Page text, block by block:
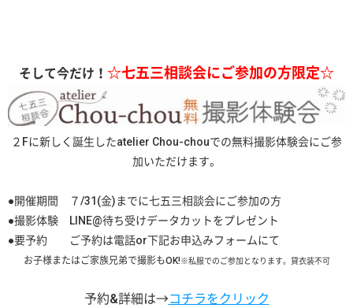
そして今だけ！ ☆七五三相談会にご参加の方限定☆
２Fに新しく誕生したatelier Chou-chouでの無料撮影体験会にご参
加いただけます。
●開催期間 ７/31(金)までに七五三相談会にご参加の方
●撮影体験 LINE@待ち受けデータカットをプレゼント
●要予約 ご予約は電話or下記お申込みフォームにて
お子様またはご家族兄弟で撮影もOK!※私服でのご参加となります。貸衣装不可
予約&詳細は→コチラをクリック